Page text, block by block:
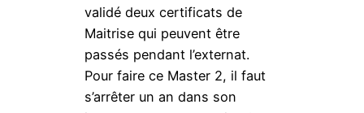
validé deux certificats de
Maitrise qui peuvent être
passés pendant l’externat.
Pour faire ce Master 2, il faut
s’arrêter un an dans son